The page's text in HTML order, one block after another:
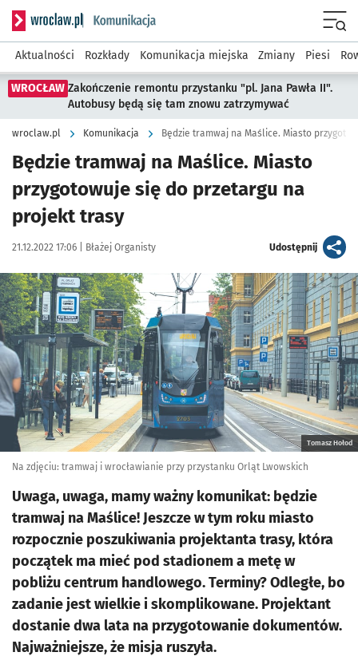
Serwis informacyjny wroclaw.pl podserwis: Komunikacja
Aktualności Rozkłady Komunikacja miejska Zmiany Piesi
WROCŁAW Zakończenie remontu przystanku "pl. Jana Pawła II".
Autobusy będą się tam znowu zatrzymywać
wroclaw.pl Komunikacja Będzie tramwaj na Maślice. Miasto
Będzie tramwaj na Maślice. Miasto
przygotowuje się do przetargu na
projekt trasy
Data publikacji:
21.12.2022 17:06 | Autor:
Błażej Organisty Udostępnijartykuł
Kliknij, aby powiększyć
Tomasz Hołod
Na zdjęciu: tramwaj i wrocławianie przy przystanku Orląt Lwowskich
Uwaga, uwaga, mamy ważny komunikat: będzie
tramwaj na Maślice! Jeszcze w tym roku miasto
rozpocznie poszukiwania projektanta trasy, która
początek ma mieć pod stadionem a metę w
pobliżu centrum handlowego. Terminy? Odległe, bo
zadanie jest wielkie i skomplikowane. Projektant
dostanie dwa lata na przygotowanie dokumentów.
Najważniejsze, że misja ruszyła.